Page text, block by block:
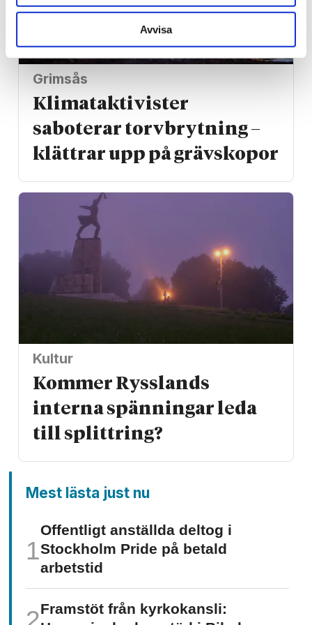
Avvisa
Grimsås
Klimat­aktivister
saboterar torv­brytning –
klättrar upp på gräv­skopor
Kultur
Kommer Rysslands
interna spänningar leda
till splittring?
Mest lästa just nu
Offentligt anställda deltog i
Stockholm Pride på betald
arbetstid
Framstöt från kyrkokansli: